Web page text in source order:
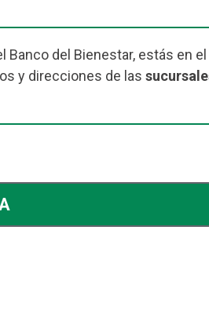
del Bienestar, estás en
y direcciones de las